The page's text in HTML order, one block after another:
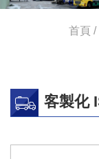
首頁 /
客製化